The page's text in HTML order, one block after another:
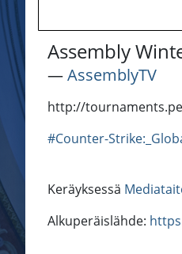
Assembly
―AssemblyTV
http://
#Counter-
Keräyksessä
Alkuperäislähde: